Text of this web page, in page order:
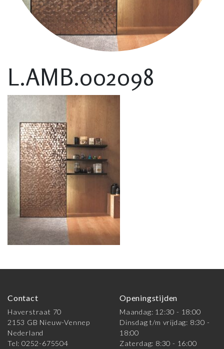
L.AMB.002098
Contact
Haverstraat 70
2153 GB Nieuw-Vennep
Nederland
Tel: 0252-675504
Openingstijden
Maandag: 12:30 - 18:00
Dinsdag t/m vrijdag: 8:30 -
18:00
Zaterdag: 8:30 - 16:00